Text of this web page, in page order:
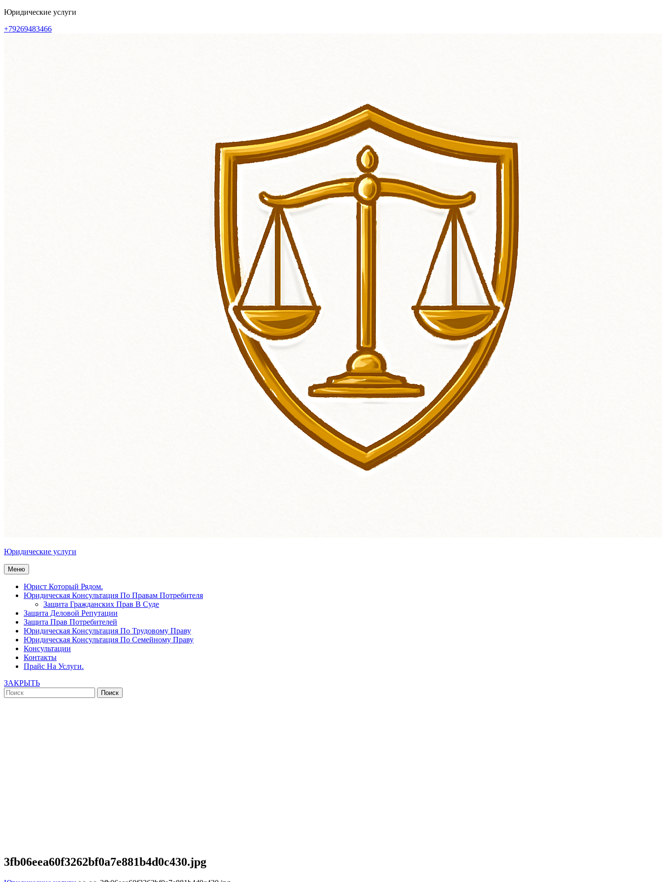
Перейти
содержимому
Юридические услуги
+79269483466
Юридические услуги
Меню
Юрист Который Рядом.
Юридическая Консультация По Правам Потребителя
Защита Гражданских Прав В Суде
Защита Деловой Репутации
Защита Прав Потребителей
Юридическая Консультация По Трудовому Праву
Юридическая Консультация По Семейному Праву
Консультации
Контакты
Прайс На Услуги.
ЗАКРЫТЬ
3fb06eea60f3262bf0a7e881b4d0c430.jpg